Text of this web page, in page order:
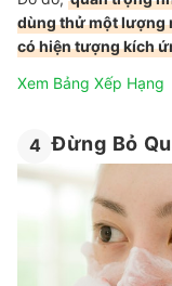
dùng thử một lượng
có hiện tượng kích
Xem Bảng Xếp Hạng
4 Đừng Bỏ